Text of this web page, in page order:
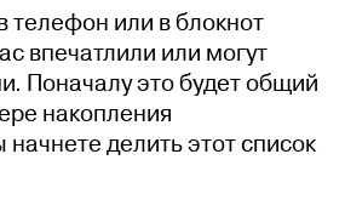
телефон или в блокнот
впечатлили или могут
Поначалу это будет общий
накопления
делить этот список